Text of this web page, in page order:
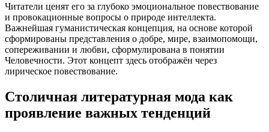
Читатели ценят его за глубоко эмоциональное повествование
и провокационные вопросы о природе интеллекта.
Важнейшая гуманистическая концепция, на основе которой
сформированы представления о добре, мире, взаимопомощи,
сопереживании и любви, сформулирована в понятии
Человечности. Этот концепт здесь отображён через
лирическое повествование.
Столичная литературная мода как
проявление важных тенденций